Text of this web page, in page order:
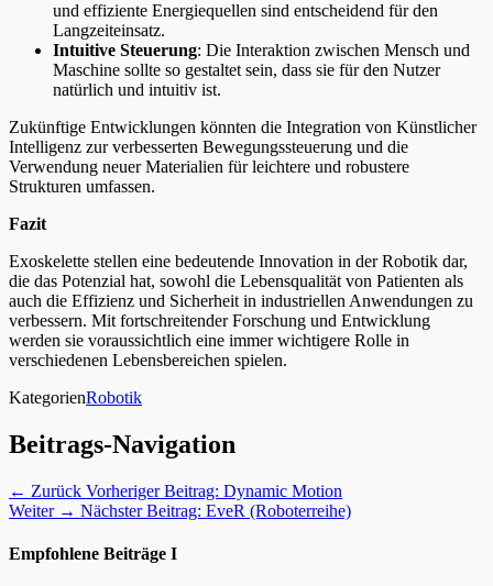
und effiziente Energiequellen sind entscheidend für den
Langzeiteinsatz.
Intuitive Steuerung: Die Interaktion zwischen Mensch und
Maschine sollte so gestaltet sein, dass sie für den Nutzer
natürlich und intuitiv ist.
Zukünftige Entwicklungen könnten die Integration von Künstlicher
Intelligenz zur verbesserten Bewegungssteuerung und die
Verwendung neuer Materialien für leichtere und robustere
Strukturen umfassen.
Fazit
Exoskelette stellen eine bedeutende Innovation in der Robotik dar,
die das Potenzial hat, sowohl die Lebensqualität von Patienten als
auch die Effizienz und Sicherheit in industriellen Anwendungen zu
verbessern. Mit fortschreitender Forschung und Entwicklung
werden sie voraussichtlich eine immer wichtigere Rolle in
verschiedenen Lebensbereichen spielen.
KategorienRobotik
Beitrags-Navigation
← Zurück Vorheriger Beitrag: Dynamic Motion
Weiter → Nächster Beitrag: EveR (Roboterreihe)
Empfohlene Beiträge I